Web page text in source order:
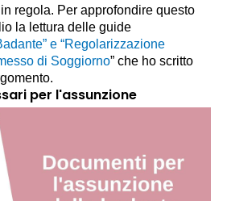
regola. Per approfondire questo
la lettura delle guide
” e “Regolarizzazione
di Soggiorno” che ho scritto
per l'assunzione